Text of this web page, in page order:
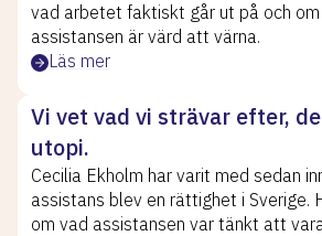
vad arbetet faktiskt går ut på och
assistansen är värd att värna.
Läs mer
Vi vet vad vi strävar efter,
utopi.
Cecilia Ekholm har varit med sedan
assistans blev en rättighet i Sverige.
om vad assistansen var tänkt att